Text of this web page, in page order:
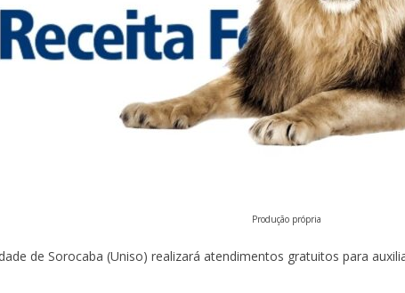
Produção própria
de Sorocaba (Uniso) realizará atendimentos gratuitos para